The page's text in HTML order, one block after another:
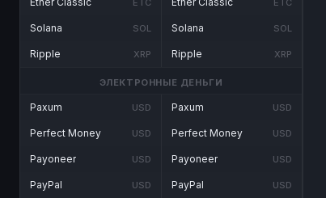
ETC
Solana SOL
Ripple XRP
ETC
Solana SOL
Ripple XRP
ЭЛЕКТРОННЫЕ ДЕНЬГИ
Paxum USD
Perfect Money USD
Payoneer USD
PayPal USD
Paxum USD
Perfect Money USD
Payoneer USD
PayPal USD